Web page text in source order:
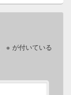
※ が付いている